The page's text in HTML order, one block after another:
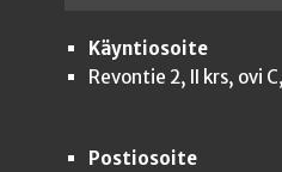
Käyntiosoite
Revontie 2, II krs, ovi
Postiosoite